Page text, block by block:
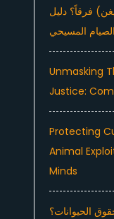
فرقاً؟ دليل
المسيحي
Unmasking
Justice:
Protecting
Animal
Minds
الحيوانات؟